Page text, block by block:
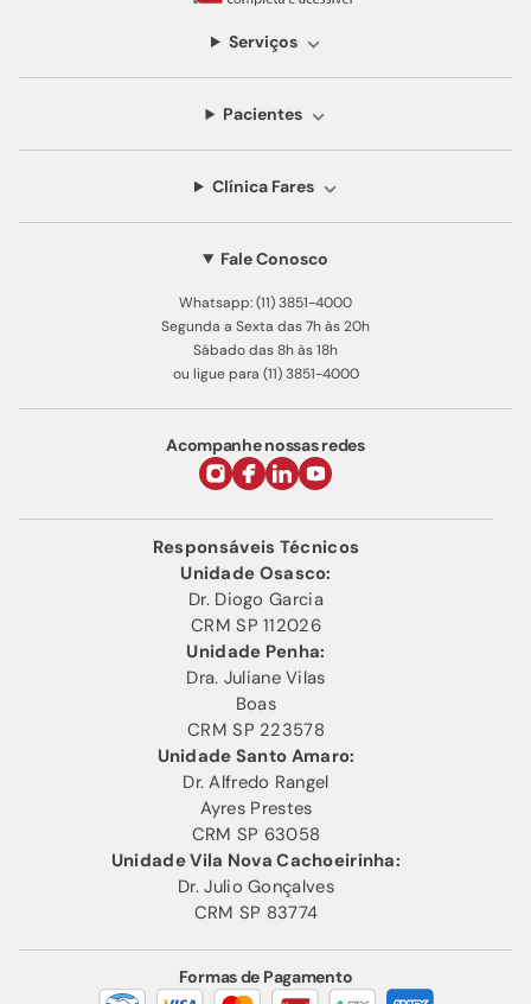
Serviços
Pacientes
Clínica Fares
Fale Conosco
Whatsapp: (11) 3851-4000
Segunda a Sexta das 7h às 20h
Sábado das 8h às 18h
ou ligue para (11) 3851-4000
Acompanhe nossas redes
Responsáveis Técnicos
Unidade Osasco:
Dr. Diogo Garcia
CRM SP 112026
Unidade Penha:
Dra. Juliane Vilas
Boas
CRM SP 223578
Unidade Santo Amaro:
Dr. Alfredo Rangel
Ayres Prestes
CRM SP 63058
Unidade Vila Nova Cachoeirinha:
Dr. Julio Gonçalves
CRM SP 83774
Formas de Pagamento